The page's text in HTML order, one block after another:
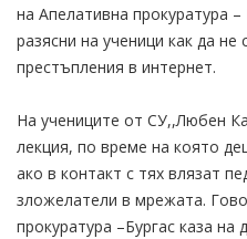
на Апелативна прокуратура
разясни на ученици как да не
престъпления в интернет.
На учениците от СУ,,Любен
лекция, по време на която
ако в контакт с тях влязат
зложелатели в мрежата.
прокуратура –Бургас каза на